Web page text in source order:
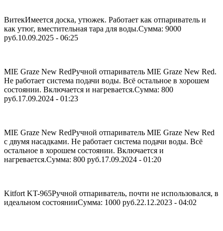
ВитекИмеется доска, утюжек. Работает как отпариватель и
как утюг, вместительная тара для воды.Сумма: 9000
руб.10.09.2025 - 06:25
MIE Graze New RedРучной отпариватель MIE Graze New Red.
Не работает система подачи воды. Всё остальное в хорошем
состоянии. Включается и нагревается.Сумма: 800
руб.17.09.2024 - 01:23
MIE Graze New RedРучной отпариватель MIE Graze New Red
с двумя насадками. Не работает система подачи воды. Всё
остальное в хорошем состоянии. Включается и
нагревается.Сумма: 800 руб.17.09.2024 - 01:20
Kitfort KT-965Ручной отпариватель, почти не использовался, в
идеальном состоянииСумма: 1000 руб.22.12.2023 - 04:02